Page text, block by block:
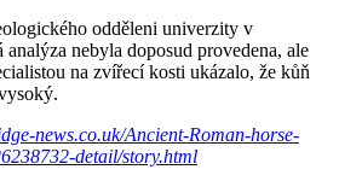
odděleni univerzity v
nebyla doposud provedena, ale
na zvířecí kosti ukázalo, že kůň
news.co.uk/Ancient-Roman-horse-
detail/story.html